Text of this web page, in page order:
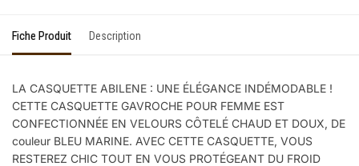
Fiche Produit Description
LA CASQUETTE ABILENE : UNE ÉLÉGANCE INDÉMODABLE !
CETTE CASQUETTE GAVROCHE POUR FEMME EST
CONFECTIONNÉE EN VELOURS CÔTELÉ CHAUD ET DOUX, DE
couleur BLEU MARINE. AVEC CETTE CASQUETTE, VOUS
RESTEREZ CHIC TOUT EN VOUS PROTÉGEANT DU FROID